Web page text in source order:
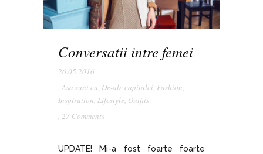
Conversatii intre femei
26.05.2016
, Asa sunt eu, De-ale capitalei, Fashion,
Inspiration, Lifestyle, Outfits
, 27 Comments
UPDATE! Mi-a fost foarte foarte